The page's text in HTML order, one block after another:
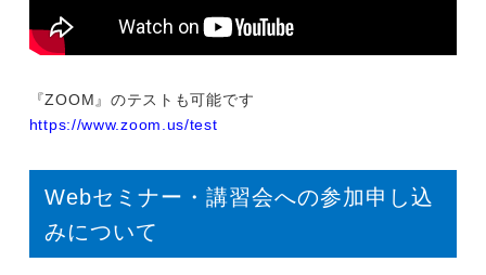
『ZOOM』のテストも可能です
https://www.zoom.us/test
Webセミナー・講習会への参加申し込
みについて